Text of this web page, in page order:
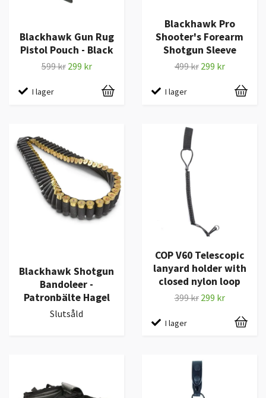
Blackhawk Gun Rug
Pistol Pouch - Black
599 kr 299 kr
I lager
Blackhawk Pro
Shooter's Forearm
Shotgun Sleeve
499 kr 299 kr
I lager
Blackhawk Shotgun
Bandoleer -
Patronbälte Hagel
Slutsåld
COP V60 Telescopic
lanyard holder with
closed nylon loop
399 kr 299 kr
I lager